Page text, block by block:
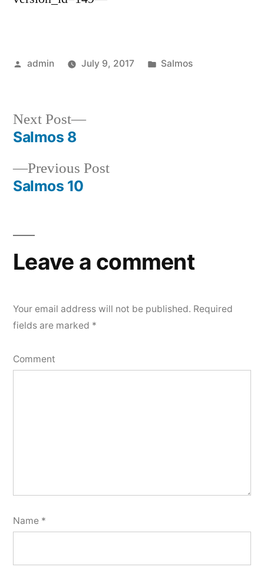
Posted
admin July 9, 2017
Posted
Salmos
Post
navigation
Previous PostPrevious
Salmos 10
Next Post
Next
Salmos 8
Leave a comment
Your email address will not be published. Required
fields are marked *
Comment
Name *